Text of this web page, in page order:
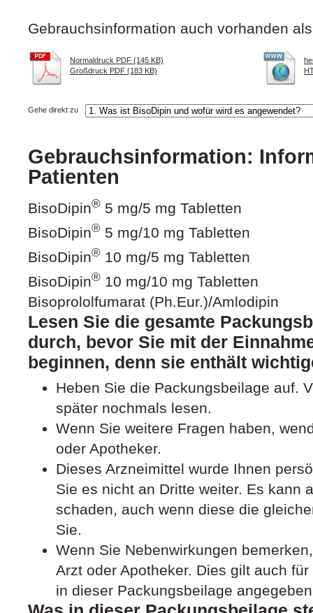
Gebrauchsinformation auch vorhanden
Normaldruck PDF (145 KB)
Großdruck PDF (183 KB)
Gehe direkt zu
Gebrauchsinformation:
Patienten
BisoDipin® 5 mg/5 mg Tabletten
BisoDipin® 5 mg/10 mg Tabletten
BisoDipin® 10 mg/5 mg Tabletten
BisoDipin® 10 mg/10 mg Tabletten
Bisoprololfumarat (Ph.Eur.)/Amlodipin
Lesen Sie die gesamte
durch, bevor Sie mit der
beginnen, denn sie enthält
Heben Sie die Packungsbeilage auf.
später nochmals lesen.
Wenn Sie weitere Fragen haben,
oder Apotheker.
Dieses Arzneimittel wurde Ihnen
Sie es nicht an Dritte weiter. Es kann
schaden, auch wenn diese die
Sie.
Wenn Sie Nebenwirkungen
Arzt oder Apotheker. Dies gilt auch
in dieser Packungsbeilage